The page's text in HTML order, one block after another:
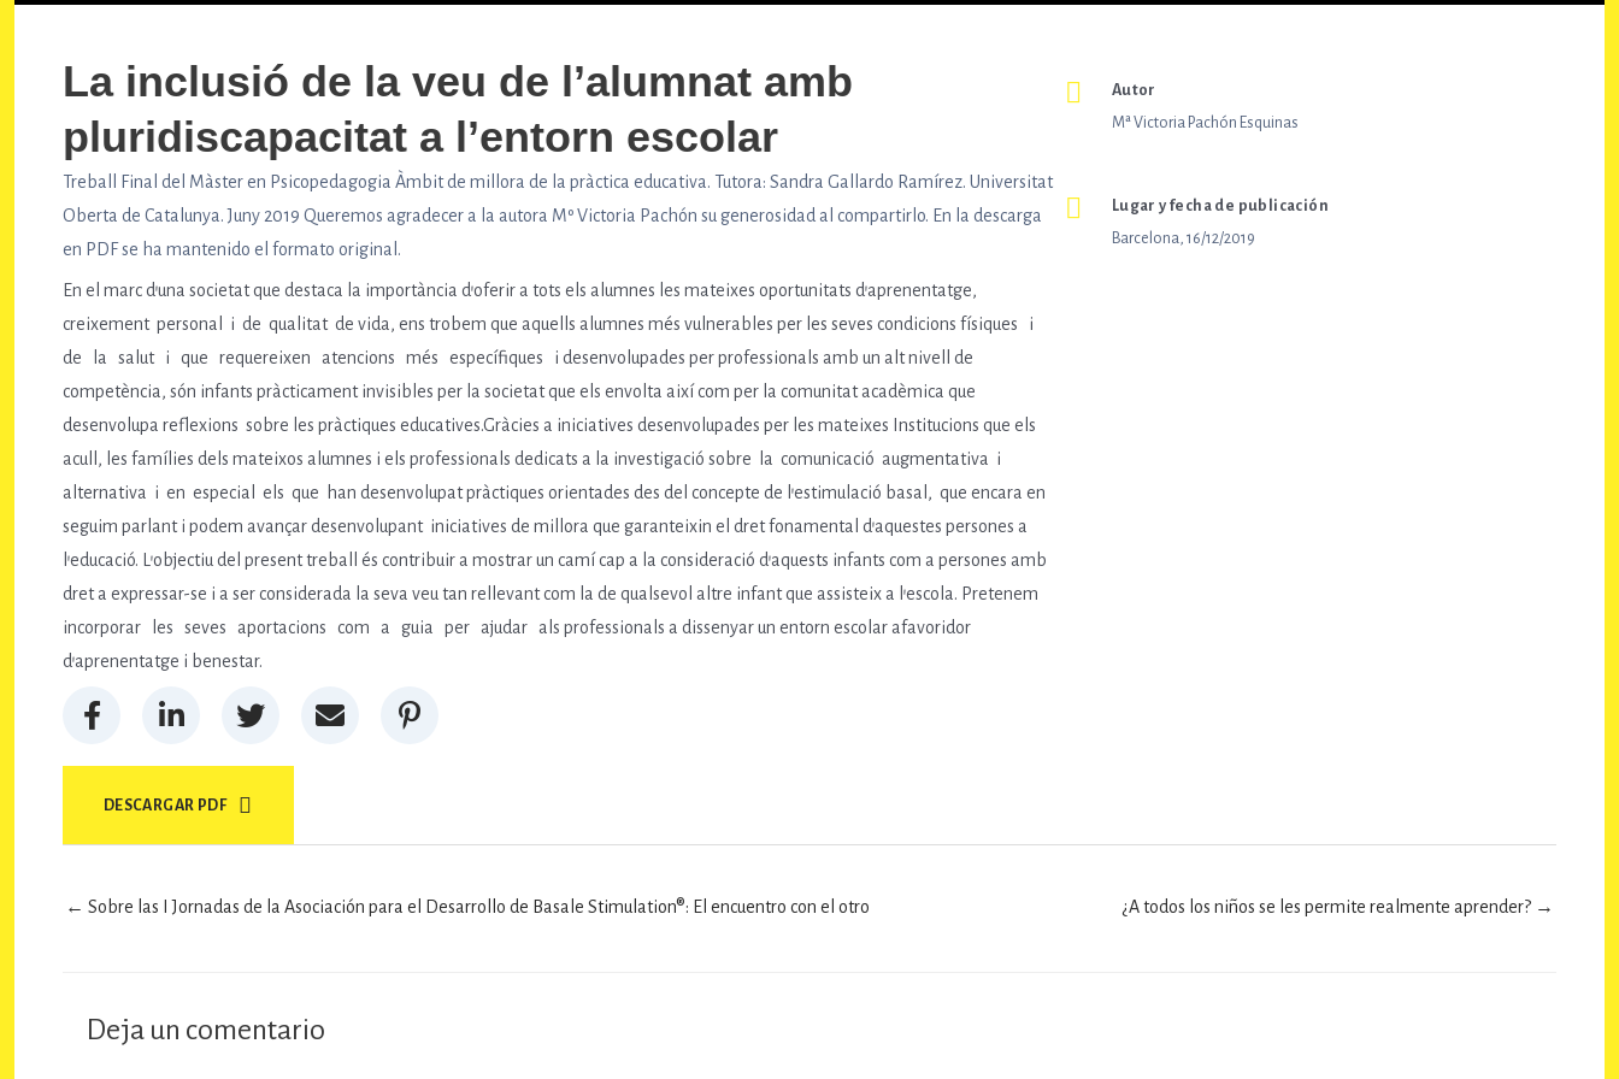
La inclusió de la veu de l’alumnat amb
pluridiscapacitat a l’entorn escolar
Treball Final del Màster en Psicopedagogia Àmbit de millora de la pràctica educativa. Tutora: Sandra Gallardo Ramírez. Universitat
Oberta de Catalunya. Juny 2019 Queremos agradecer a la autora Mº Victoria Pachón su generosidad al compartirlo. En la descarga
en PDF se ha mantenido el formato original.
En el marc d’una societat que destaca la importància d’oferir a tots els alumnes les mateixes oportunitats d’aprenentatge,
creixement personal i de qualitat de vida, ens trobem que aquells alumnes més vulnerables per les seves condicions físiques i
de la salut i que requereixen atencions més específiques i desenvolupades per professionals amb un alt nivell de
competència, són infants pràcticament invisibles per la societat que els envolta així com per la comunitat acadèmica que
desenvolupa reflexions sobre les pràctiques educatives.Gràcies a iniciatives desenvolupades per les mateixes Institucions que els
acull, les famílies dels mateixos alumnes i els professionals dedicats a la investigació sobre la comunicació augmentativa i
alternativa i en especial els que han desenvolupat pràctiques orientades des del concepte de l’estimulació basal, que encara en
seguim parlant i podem avançar desenvolupant iniciatives de millora que garanteixin el dret fonamental d’aquestes persones a
l’educació. L’objectiu del present treball és contribuir a mostrar un camí cap a la consideració d’aquests infants com a persones amb
dret a expressar-se i a ser considerada la seva veu tan rellevant com la de qualsevol altre infant que assisteix a l’escola. Pretenem
incorporar les seves aportacions com a guia per ajudar als professionals a dissenyar un entorn escolar afavoridor
d’aprenentatge i benestar.
Autor
Mª Victoria Pachón Esquinas
Lugar y fecha de publicación
Barcelona, 16/12/2019
DESCARGAR PDF
← Sobre las I Jornadas de la Asociación para el Desarrollo de Basale Stimulation®: El encuentro con el otro ¿A todos los niños se les permite realmente aprender? →
Deja un comentario